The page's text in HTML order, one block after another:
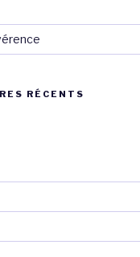
RÉCENTS